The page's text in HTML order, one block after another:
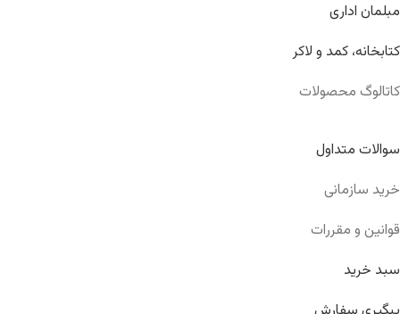
مبلمان اداری
کتابخانه، کمد و لاکر
کاتالوگ محصولات
سوالات متداول
خرید سازمانی
قوانین و مقررات
سبد خرید